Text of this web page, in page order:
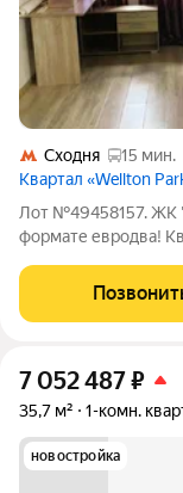
Сходня
15 мин.
Квартал «Wellton
Лот №49458157. ЖК
формате евродва!
собственник.
обременений нет.
7 052 487₽
35,7 м² 1-комн.
новостройка